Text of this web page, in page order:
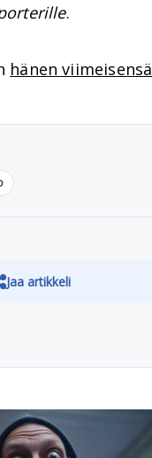
.
hänen viimeisensä
Jaa artikkeli